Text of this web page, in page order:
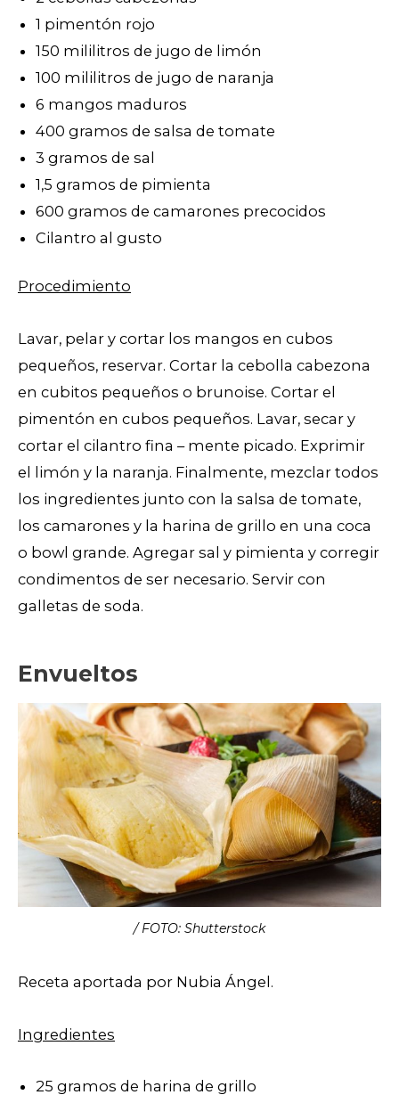
1 pimentón rojo
150 mililitros de jugo de limón
100 mililitros de jugo de naranja
6 mangos maduros
400 gramos de salsa de tomate
3 gramos de sal
1,5 gramos de pimienta
600 gramos de camarones precocidos
Cilantro al gusto
Procedimiento
Lavar, pelar y cortar los mangos en cubos
pequeños, reservar. Cortar la cebolla cabezona
en cubitos pequeños o brunoise. Cortar el
pimentón en cubos pequeños. Lavar, secar y
cortar el cilantro fina – mente picado. Exprimir
el limón y la naranja. Finalmente, mezclar todos
los ingredientes junto con la salsa de tomate,
los camarones y la harina de grillo en una coca
o bowl grande. Agregar sal y pimienta y corregir
condimentos de ser necesario. Servir con
galletas de soda.
Envueltos
/ FOTO: Shutterstock
Receta aportada por Nubia Ángel.
Ingredientes
25 gramos de harina de grillo